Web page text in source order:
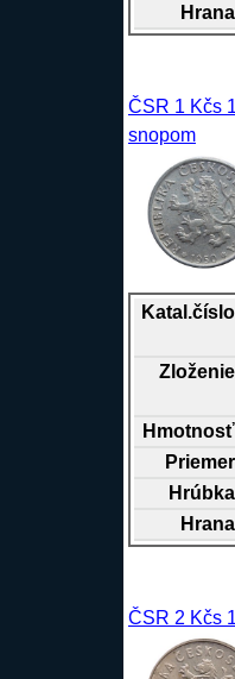
Hrana
ČSR 1 Kčs
snopom
Hrana
ČSR 2 Kčs